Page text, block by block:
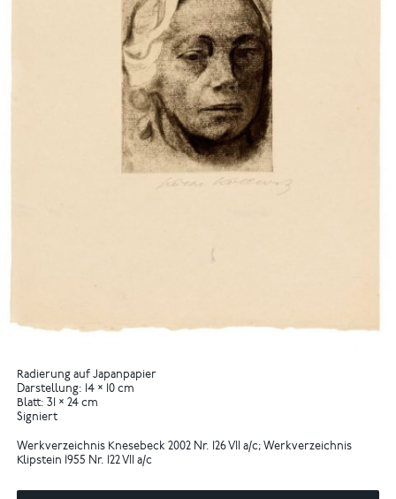
Radierung auf Japanpapier
Darstellung: 14 × 10 cm
Blatt: 31 × 24 cm
Signiert
Werkverzeichnis Knesebeck 2002 Nr. 126 VII a/c; Werkverzeichnis
Klipstein 1955 Nr. 122 VII a/c